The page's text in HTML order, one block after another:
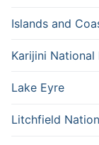
Islands and
Karijini National
Lake Eyre
Litchfield